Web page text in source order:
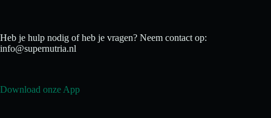
Heb je hulp nodig of heb je vragen? Neem contact op:
info@supernutria.nl
Download onze App